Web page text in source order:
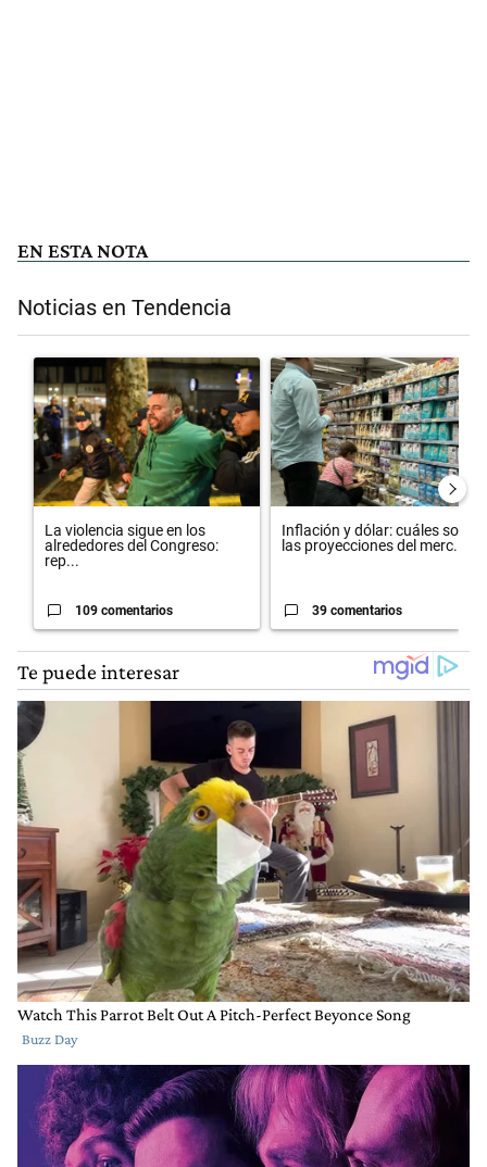
EN ESTA NOTA
Noticias en Tendencia
Un artículo de tendencia con el título "La violencia sigue en los
La violencia sigue en los
alrededores del Congreso:
rep...
109 comentarios
Un artículo de tendencia con el
Inflación y dólar: cuáles son
las proyecciones del merc...
39 comentarios